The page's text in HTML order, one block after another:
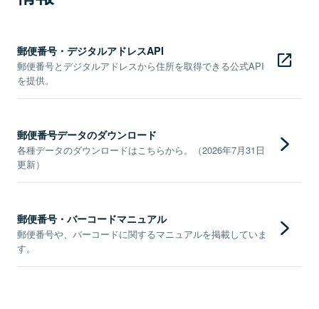
郵便番号・デジタルアドレスAPI
郵便番号とデジタルアドレスから住所を取得できる公式API
を提供。
郵便番号データのダウンロード
各種データのダウンロードはこちらから。（2026年7月31日
更新）
郵便番号・バーコードマニュアル
郵便番号や、バーコードに関するマニュアルを掲載していま
す。